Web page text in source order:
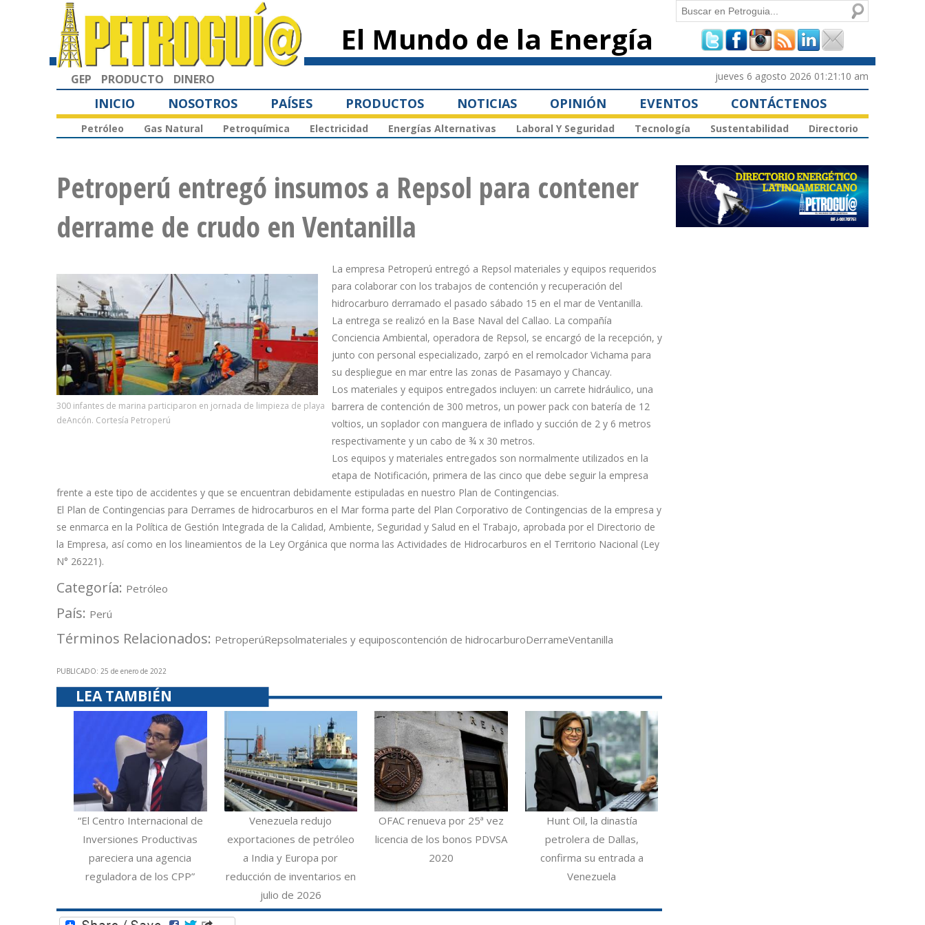
principal
El Mundo de la Energía
Formulario de
búsqueda
Buscar
GEP PRODUCTO DINERO jueves 6 agosto 2026 01:21:10 am
INICIO NOSOTROS PAÍSES PRODUCTOS NOTICIAS OPINIÓN EVENTOS CONTÁCTENOS
Petróleo Gas Natural Petroquímica Electricidad Energías Alternativas Laboral Y Seguridad Tecnología Sustentabilidad Directorio
Petroperú entregó insumos a Repsol para contener
derrame de crudo en Ventanilla
300 infantes de marina participaron en jornada de limpieza de playa
deAncón. Cortesía Petroperú
La empresa Petroperú entregó a Repsol materiales y equipos requeridos
para colaborar con los trabajos de contención y recuperación del
hidrocarburo derramado el pasado sábado 15 en el mar de Ventanilla.
La entrega se realizó en la Base Naval del Callao. La compañía
Conciencia Ambiental, operadora de Repsol, se encargó de la recepción, y
junto con personal especializado, zarpó en el remolcador Vichama para
su despliegue en mar entre las zonas de Pasamayo y Chancay.
Los materiales y equipos entregados incluyen: un carrete hidráulico, una
barrera de contención de 300 metros, un power pack con batería de 12
voltios, un soplador con manguera de inflado y succión de 2 y 6 metros
respectivamente y un cabo de ¾ x 30 metros.
Los equipos y materiales entregados son normalmente utilizados en la
etapa de Notificación, primera de las cinco que debe seguir la empresa
frente a este tipo de accidentes y que se encuentran debidamente estipuladas en nuestro Plan de Contingencias.
El Plan de Contingencias para Derrames de hidrocarburos en el Mar forma parte del Plan Corporativo de Contingencias de la empresa y
se enmarca en la Política de Gestión Integrada de la Calidad, Ambiente, Seguridad y Salud en el Trabajo, aprobada por el Directorio de
la Empresa, así como en los lineamientos de la Ley Orgánica que norma las Actividades de Hidrocarburos en el Territorio Nacional (Ley
N° 26221).
Categoría: Petróleo
País: Perú
Términos Relacionados: PetroperúRepsolmateriales y equiposcontención de hidrocarburoDerrameVentanilla
PUBLICADO: 25 de enero de 2022
LEA TAMBIÉN
“El Centro Internacional de
Inversiones Productivas
pareciera una agencia
reguladora de los CPP”
Venezuela redujo
exportaciones de petróleo
a India y Europa por
reducción de inventarios en
julio de 2026
OFAC renueva por 25ª vez
licencia de los bonos PDVSA
2020
Hunt Oil, la dinastía
petrolera de Dallas,
confirma su entrada a
Venezuela